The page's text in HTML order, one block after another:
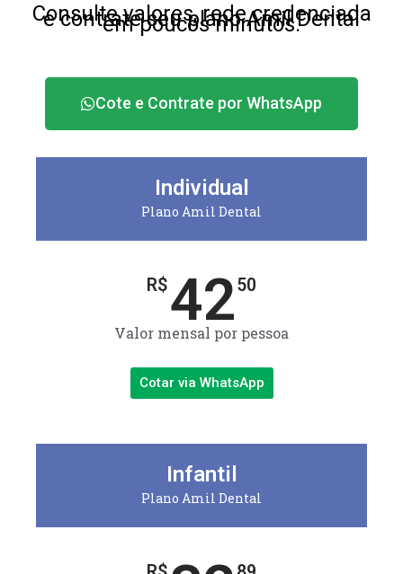
Consulte valores, rede credenciada
e contrate seu plano Amil Dental
em poucos minutos.
Cote e Contrate por WhatsApp
Individual
Plano Amil Dental
R$4250
Valor mensal por pessoa
Cotar via WhatsApp
Infantil
Plano Amil Dental